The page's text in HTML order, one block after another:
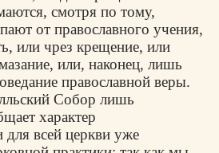
смотря по тому,
от православного учения,
или чрез крещение, или
или, наконец, лишь
православной веры.
Собор лишь
характер
для всей церкви уже